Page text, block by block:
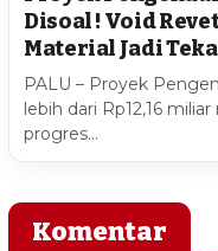
Disoal ! Void
Material Jadi
PALU – Proyek
lebih dari Rp12,16
progres…
Komentar